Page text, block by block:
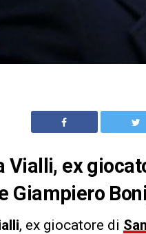
Vialli, ex
Giampiero
, ex giocatore di